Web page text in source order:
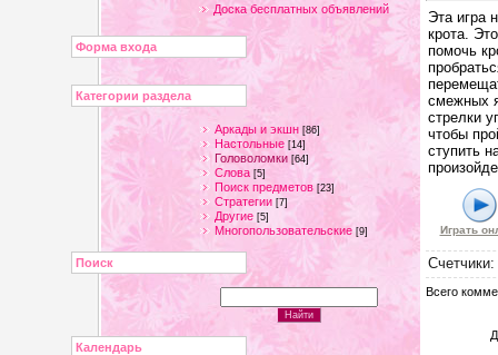
Доска бесплатных объявлений
Форма входа
Категории раздела
Аркады и экшн [86]
Настольные [14]
Головоломки [64]
Слова [5]
Поиск предметов [23]
Стратегии [7]
Другие [5]
Многопользовательские [9]
Поиск
Календарь
Эта игра
крота.
помочь
смежных
стрелки
чтобы
ступить
Играть
Счетчики:
Всего